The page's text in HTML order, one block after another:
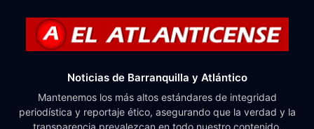
Noticias de Barranquilla y Atlántico
Mantenemos los más altos estándares de integridad
periodística y reportaje ético, asegurando que la verdad y la
transparencia prevalezcan en todo nuestro contenido.